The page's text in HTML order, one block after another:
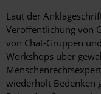
Laut der
Veröffentlichung von
von Chat-Gruppen
Workshops über
wiederholt Bedenken